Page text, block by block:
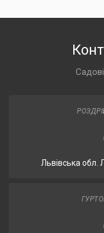
Львівська обл.